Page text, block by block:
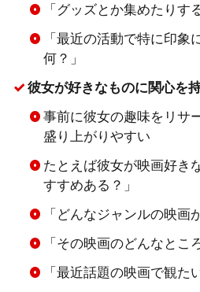
「グッズとか集めたりす
「最近の活動で特に印象
何？」
彼女が好きなものに関心を
事前に彼女の趣味をリサ
盛り上がりやすい
たとえば彼女が映画好き
すすめある？」
「どんなジャンルの映画
「その映画のどんなとこ
「最近話題の映画で観た